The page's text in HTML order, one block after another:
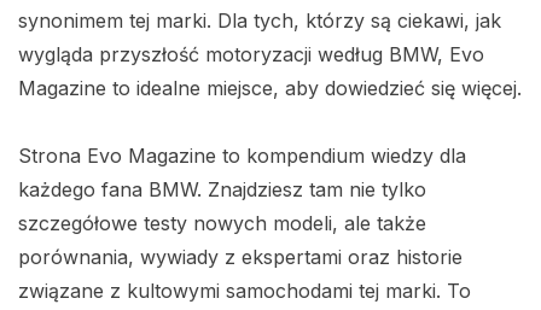
synonimem tej marki. Dla tych, którzy są ciekawi, jak
wygląda przyszłość motoryzacji według BMW, Evo
Magazine to idealne miejsce, aby dowiedzieć się więcej.
Strona Evo Magazine to kompendium wiedzy dla
każdego fana BMW. Znajdziesz tam nie tylko
szczegółowe testy nowych modeli, ale także
porównania, wywiady z ekspertami oraz historie
związane z kultowymi samochodami tej marki. To